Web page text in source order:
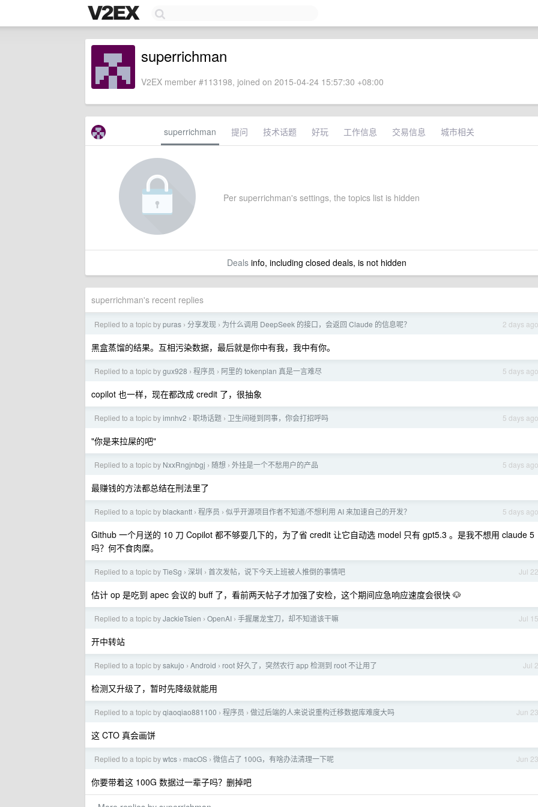
superrichman
V2EX member #113198, joined on 2015-04-24 15:57:30 +08:00
superrichman 提问 技术话题 好玩 工作信息 交易信息 城市相关
Per superrichman's settings, the topics list is hidden
Dealsinfo, including closed deals, is not hidden
superrichman's recent replies
2 days ago
Replied to a topic bypuras › 分享发现 › 为什么调用 DeepSeek 的接口，会返回 Claude 的信息呢？
黑盒蒸馏的结果。互相污染数据，最后就是你中有我，我中有你。
5 days ago
Replied to a topic bygux928 › 程序员 › 阿里的 tokenplan 真是一言难尽
copilot 也一样，现在都改成 credit 了，很抽象
5 days ago
Replied to a topic byimnhv2 › 职场话题 › 卫生间碰到同事，你会打招呼吗
"你是来拉屎的吧"
5 days ago
Replied to a topic by NxxRngjnbgj › 随想 › 外挂是一个不愁用户的产品
最赚钱的方法都总结在刑法里了
5 days ago
Replied to a topic byblackantt › 程序员 › 似乎开源项目作者不知道/不想利用 AI 来加速自己的开发？
Github 一个月送的 10 刀 Copilot 都不够耍几下的，为了省 credit 让它自动选 model 只有 gpt5.3 。是我不想用 claude 5
吗？何不食肉糜。
Jul 22
Replied to a topic byTieSg › 深圳 › 首次发帖，说下今天上班被人推倒的事情吧
估计 op 是吃到 apec 会议的 buff 了，看前两天帖子才加强了安检，这个期间应急响应速度会很快 🐶
Jul 15
Replied to a topic byJackieTsien › OpenAI › 手握屠龙宝刀，却不知道该干嘛
开中转站
Jul 2
Replied to a topic bysakujo › Android › root 好久了，突然农行 app 检测到 root 不让用了
检测又升级了，暂时先降级就能用
Jun 23
Replied to a topic byqiaoqiao881100 › 程序员 › 做过后端的人来说说重构迁移数据库难度大吗
这 CTO 真会画饼
Jun 23
Replied to a topic bywtcs › macOS › 微信占了 100G，有啥办法清理一下呢
你要带着这 100G 数据过一辈子吗？删掉吧